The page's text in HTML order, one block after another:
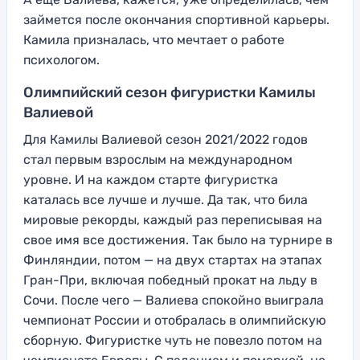
займется после окончания спортивной карьеры.
Камила призналась, что мечтает о работе
психологом.
Олимпийский сезон фигуристки Камилы
Валиевой
Для Камилы Валиевой сезон 2021/2022 годов
стал первым взрослым на международном
уровне. И на каждом старте фигуристка
каталась все лучше и лучше. Да так, что била
мировые рекорды, каждый раз переписывая на
свое имя все достижения. Так было на турнире в
Финляндии, потом — на двух стартах на этапах
Гран-При, включая победный прокат на льду в
Сочи. После чего — Валиева спокойно выиграла
чемпионат России и отобралась в олимпийскую
сборную. Фигуристке чуть не повезло потом на